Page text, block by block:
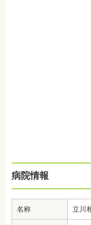
病院情報
名称 立川